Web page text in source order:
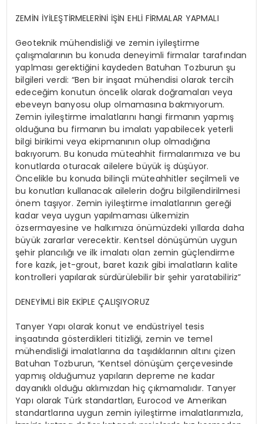
ZEMİN İYİLEŞTİRMELERİNİ İŞİN EHLİ FİRMALAR YAPMALI
Geoteknik mühendisliği ve zemin iyileştirme
çalışmalarının bu konuda deneyimli firmalar tarafından
yaplması gerektiğini kaydeden Batuhan Tozburun şu
bilgileri verdi: “Ben bir inşaat mühendisi olarak tercih
edeceğim konutun öncelik olarak doğramaları veya
ebeveyn banyosu olup olmamasına bakmıyorum.
Zemin iyileştirme imalatlarını hangi firmanın yapmış
olduğuna bu firmanın bu imalatı yapabilecek yeterli
bilgi birikimi veya ekipmanının olup olmadığına
bakıyorum. Bu konuda müteahhit firmalarımıza ve bu
konutlarda oturacak ailelere büyük iş düşüyor.
Öncelikle bu konuda bilinçli müteahhitler seçilmeli ve
bu konutları kullanacak ailelerin doğru bilgilendirilmesi
önem taşıyor. Zemin iyileştirme imalatlarının gereği
kadar veya uygun yapılmaması ülkemizin
özsermayesine ve halkımıza önümüzdeki yıllarda daha
büyük zararlar verecektir. Kentsel dönüşümün uygun
şehir plancılığı ve ilk imalatı olan zemin güçlendirme
fore kazık, jet-grout, baret kazık gibi imalatların kalite
kontrolleri yapılarak sürdürülebilir bir şehir yaratabiliriz”
DENEYİMLİ BİR EKİPLE ÇALIŞIYORUZ
Tanyer Yapı olarak konut ve endüstriyel tesis
inşaatında gösterdikleri titizliği, zemin ve temel
mühendisliği imalatlarına da taşıdıklarının altını çizen
Batuhan Tozburun, “Kentsel dönüşüm çerçevesinde
yapmış olduğumuz yapıların depreme ne kadar
dayanıklı olduğu aklımızdan hiç çıkmamalıdır. Tanyer
Yapı olarak Türk standartları, Eurocod ve Amerikan
standartlarına uygun zemin iyileştirme imalatlarımızla,